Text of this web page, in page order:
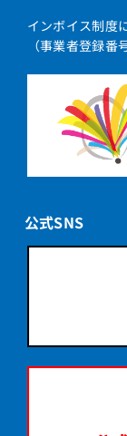
インボイス制度
（事業者登録
公式SNS